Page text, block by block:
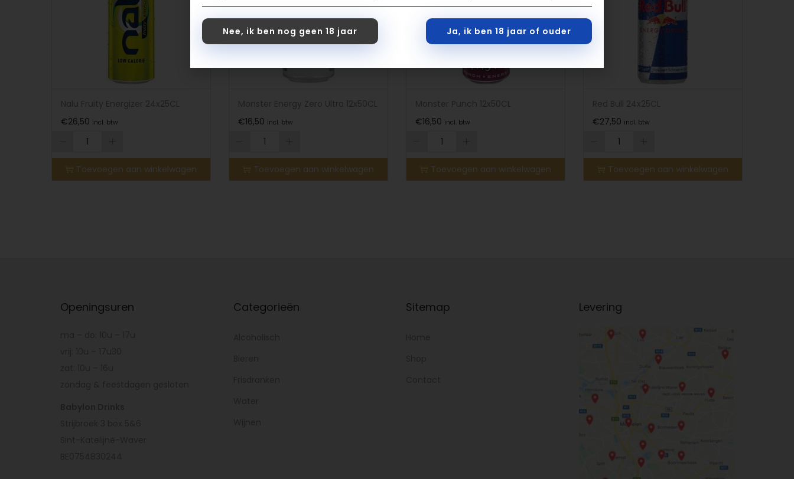
€26,50 incl. btw
Toevoegen aan winkelwagen
€16,50 incl. btw
Toevoegen aan winkelwagen
€16,50 incl. btw
Toevoegen aan winkelwagen
€27,50 incl. btw
Toevoegen aan winkelwagen
Openingsuren Categorieën Sitemap Levering
Nee, ik ben nog geen 18 jaar Ja, ik ben 18 jaar of ouder